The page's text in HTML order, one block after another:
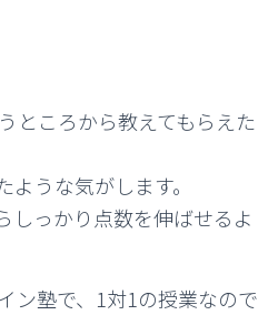
ところから教えてもらえた
うな気がします。
しっかり点数を伸ばせるよ
ン塾で、1対1の授業なので